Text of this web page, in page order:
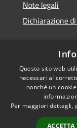
Note legali
Dichiarazione
RSS
Accessibilità
Questo sito web
necessari al
nonché un
Per maggiori dettagli,
ACCETTA